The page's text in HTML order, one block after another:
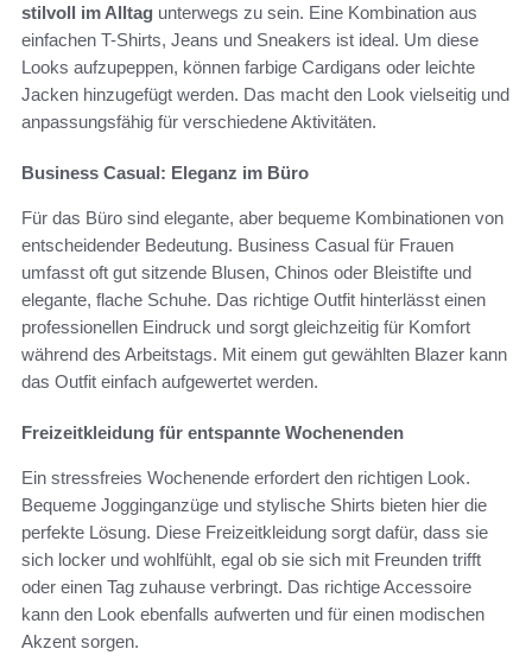
stilvoll im Alltag unterwegs zu sein. Eine Kombination aus
einfachen T-Shirts, Jeans und Sneakers ist ideal. Um diese
Looks aufzupeppen, können farbige Cardigans oder leichte
Jacken hinzugefügt werden. Das macht den Look vielseitig und
anpassungsfähig für verschiedene Aktivitäten.
Business Casual: Eleganz im Büro
Für das Büro sind elegante, aber bequeme Kombinationen von
entscheidender Bedeutung. Business Casual für Frauen
umfasst oft gut sitzende Blusen, Chinos oder Bleistifte und
elegante, flache Schuhe. Das richtige Outfit hinterlässt einen
professionellen Eindruck und sorgt gleichzeitig für Komfort
während des Arbeitstags. Mit einem gut gewählten Blazer kann
das Outfit einfach aufgewertet werden.
Freizeitkleidung für entspannte Wochenenden
Ein stressfreies Wochenende erfordert den richtigen Look.
Bequeme Jogginganzüge und stylische Shirts bieten hier die
perfekte Lösung. Diese Freizeitkleidung sorgt dafür, dass sie
sich locker und wohlfühlt, egal ob sie sich mit Freunden trifft
oder einen Tag zuhause verbringt. Das richtige Accessoire
kann den Look ebenfalls aufwerten und für einen modischen
Akzent sorgen.